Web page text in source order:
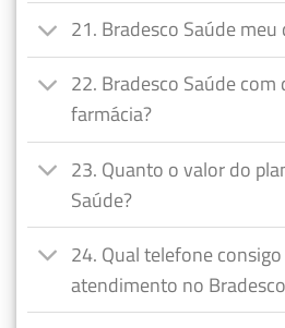
21. Bradesco Saúde
22. Bradesco Saúde
farmácia?
23. Quanto o valor do
Saúde?
24. Qual telefone
atendimento no